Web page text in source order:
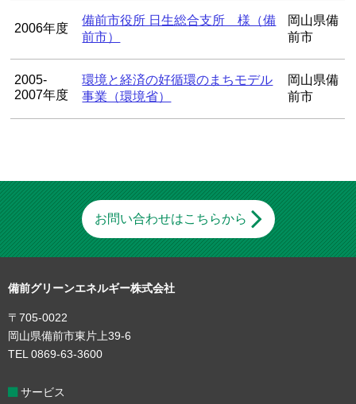
2006年度
備前市役所 日生総合支所 様（備
前市）
岡山県備
前市
2005-
2007年度
環境と経済の好循環のまちモデル
事業（環境省）
岡山県備
前市
お問い合わせはこちらから
備前グリーンエネルギー株式会社
〒705-0022
岡山県備前市東片上39-6
TEL 0869-63-3600
サービス